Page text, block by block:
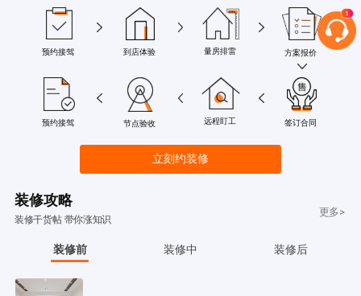
预约接驾 到店体验 量房排雷 方案报价
预约接驾 节点验收 远程盯工 签订合同
立刻约装修
装修攻略
装修干货帖 带你涨知识
更多>
装修前 装修中 装修后